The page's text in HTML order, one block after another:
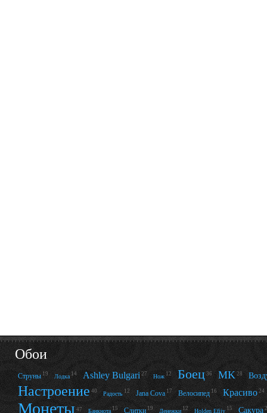
Обои
Струны 19 Лодка 14 Ashley Bulgari 27 Нож 12 Боец 36 MK 28
Настроение 40 Радость 12 Jana Cova 17 Велосипед 16 Красиво 24
Монеты 47 Банкнота 15 Слитки 19 Денежки 12 Holden Efijy 15 Сакура